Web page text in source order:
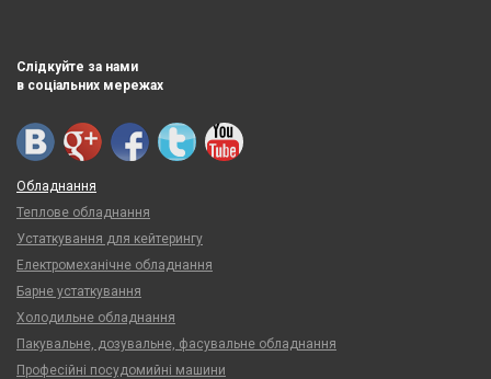
Слідкуйте за нами
в соціальних мережах
Обладнання
Теплове обладнання
Устаткування для кейтерингу
Електромеханічне обладнання
Барне устаткування
Холодильне обладнання
Пакувальне, дозувальне, фасувальне обладнання
Професійні посудомийні машини